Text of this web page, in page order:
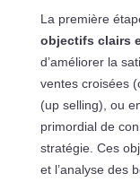
La première
objectifs clairs
d’améliorer la
ventes croisées
(up selling), ou
primordial de
stratégie. Ces
et l’analyse des